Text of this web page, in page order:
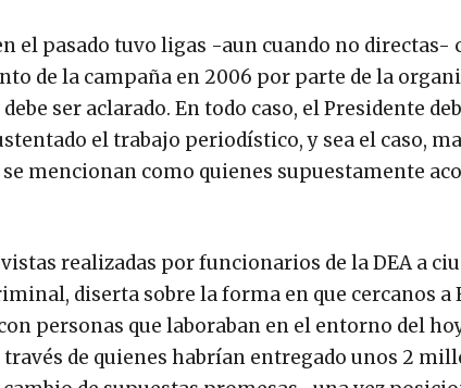
el pasado tuvo ligas -aun cuando no directas-
de la campaña en 2006 por parte de la
ser aclarado. En todo caso, el Presidente
el trabajo periodístico, y sea el caso,
mencionan como quienes supuestamente
realizadas por funcionarios de la DEA a
diserta sobre la forma en que cercanos a
personas que laboraban en el entorno del
de quienes habrían entregado unos 2